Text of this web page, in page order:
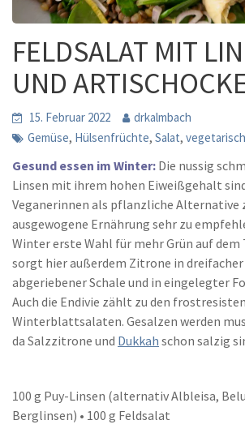
FELDSALAT MIT
UND
15. Februar 2022
drkalmbach
Gemüse, Hülsenfrüchte, Salat, vegetarisch
Gesund essen im Winter: Die nussig
Linsen mit ihrem hohen Eiweißgehalt
Veganerinnen als pflanzliche Alternative
ausgewogene Ernährung sehr zu
Winter erste Wahl für mehr Grün auf dem
sorgt hier außerdem Zitrone in dreifacher
abgeriebener Schale und in eingelegter
Auch die Endivie zählt zu den
Winterblattsalaten. Gesalzen werden
da Salzzitrone und Dukkah schon salzig
100 g Puy-Linsen (alternativ Albleisa,
Berglinsen) • 100 g Feldsalat